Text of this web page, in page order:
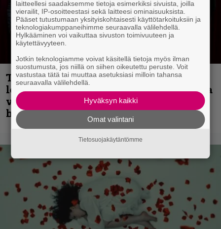
Thrash ’n’ roll -yhtye Madred ryydittää
levyjulkaisua keikkareissulla kuvatulla
videolla – ”Oltiin pakussa kusihädässä
helvetin väsyneenä…”
laitteellesi saadaksemme tietoja esimerkiksi sivuista, joilla
vierailit, IP-osoitteestasi sekä laitteesi ominaisuuksista.
Pääset tutustumaan yksityiskohtaisesti käyttötarkoituksiin ja
teknologiakumppaneihimme seuraavalla välilehdellä.
Hylkääminen voi vaikuttaa sivuston toimivuuteen ja
käytettävyyteen.
Jotkin teknologiamme voivat käsitellä tietoja myös ilman
suostumusta, jos niillä on siihen oikeutettu peruste. Voit
vastustaa tätä tai muuttaa asetuksiasi milloin tahansa
seuraavalla välilehdellä.
Hyväksyn kaikki
Omat valintani
Tietosuojakäytäntömme